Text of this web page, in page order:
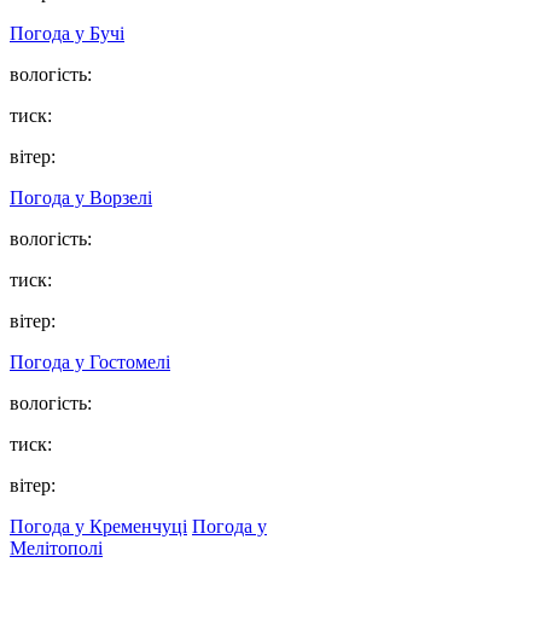
Погода у Бучі
вологість:
тиск:
вітер:
Погода у Ворзелі
вологість:
тиск:
вітер:
Погода у Гостомелі
вологість:
тиск:
вітер:
Погода у Кременчуці Погода у
Мелітополі